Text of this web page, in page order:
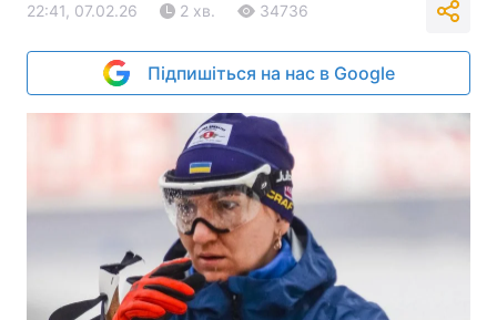
22:41, 07.02.26 2 хв. 34736
Підпишіться на нас в Google